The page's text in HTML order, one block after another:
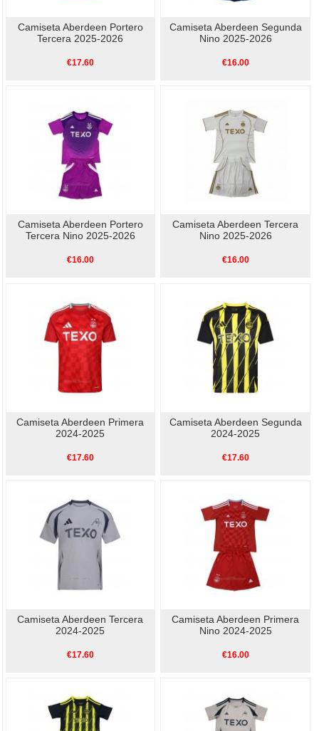
Camiseta Aberdeen Portero
Tercera 2025-2026
€17.60
Camiseta Aberdeen Segunda
Nino 2025-2026
€16.00
Camiseta Aberdeen Portero
Tercera Nino 2025-2026
€16.00
Camiseta Aberdeen Tercera
Nino 2025-2026
€16.00
Camiseta Aberdeen Primera
2024-2025
€17.60
Camiseta Aberdeen Segunda
2024-2025
€17.60
Camiseta Aberdeen Tercera
2024-2025
€17.60
Camiseta Aberdeen Primera
Nino 2024-2025
€16.00